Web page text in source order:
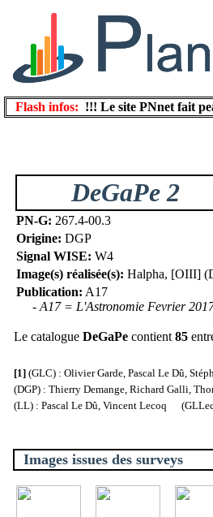
Flash infos: !!! Le site PNnet fait
DeGaPe 2
PN-G: 267.4-00.3
Origine: DGP
Signal WISE: W4
Image(s) réalisée(s): Halpha, [OIII]
Publication: A17
- A17 = L'Astronomie Fevrier
Le catalogue DeGaPe contient 85
[1] (GLC) : Olivier Garde, Pascal Le Dû,
(DGP) : Thierry Demange, Richard Galli,
(LL) : Pascal Le Dû, Vincent Lecoq
Images issues des surveys